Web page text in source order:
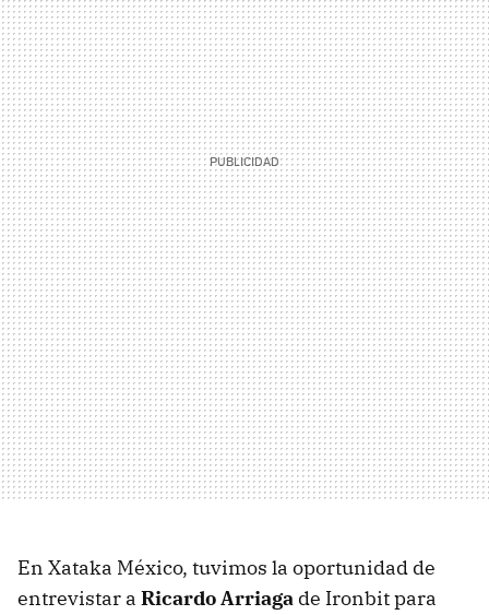
En Xataka México, tuvimos la oportunidad de
entrevistar a Ricardo Arriaga de Ironbit para